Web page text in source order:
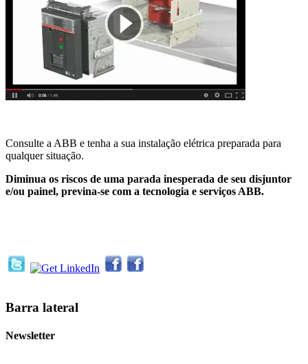
Consulte a ABB e tenha a sua instalação elétrica preparada para
qualquer situação.
Diminua os riscos de uma parada inesperada de seu disjuntor
e/ou painel, previna-se com a tecnologia e serviços ABB.
Barra lateral
Newsletter